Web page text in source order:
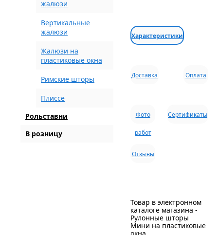
жалюзи
Вертикальные
жалюзи
Жалюзи на
пластиковые окна
Римские шторы
Плиссе
Рольставни
В розницу
Характеристики
Доставка Оплата
Фото
работ
Сертификаты
Отзывы
Товар в электронном
каталоге магазина -
Рулонные шторы
Мини на пластиковые